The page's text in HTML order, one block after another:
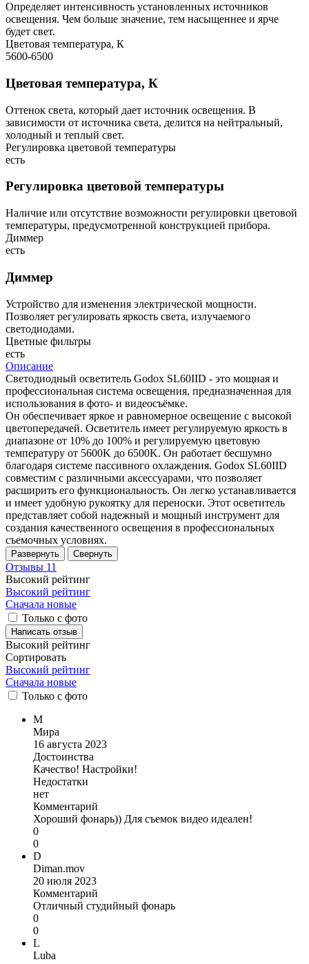
Определяет интенсивность установленных источников
освещения. Чем больше значение, тем насыщеннее и ярче
будет свет.
Цветовая температура, К
5600-6500
Цветовая температура, К
Оттенок света, который дает источник освещения. В
зависимости от источника света, делится на нейтральный,
холодный и теплый свет.
Регулировка цветовой температуры
есть
Регулировка цветовой температуры
Наличие или отсутствие возможности регулировки цветовой
температуры, предусмотренной конструкцией прибора.
Диммер
есть
Диммер
Устройство для изменения электрической мощности.
Позволяет регулировать яркость света, излучаемого
светодиодами.
Цветные фильтры
есть
Описание
Светодиодный осветитель Godox SL60IID - это мощная и
профессиональная система освещения, предназначенная для
использования в фото- и видеосъёмке.
Он обеспечивает яркое и равномерное освещение с высокой
цветопередачей. Осветитель имеет регулируемую яркость в
диапазоне от 10% до 100% и регулируемую цветовую
температуру от 5600K до 6500K. Он работает бесшумно
благодаря системе пассивного охлаждения. Godox SL60IID
совместим с различными аксессуарами, что позволяет
расширить его функциональность. Он легко устанавливается
и имеет удобную рукоятку для переноски. Этот осветитель
представляет собой надежный и мощный инструмент для
создания качественного освещения в профессиональных
съемочных условиях.
Развернуть Свернуть
Отзывы 11
Высокий рейтинг
Высокий рейтинг
Сначала новые
Только с фото
Написать отзыв
Высокий рейтинг
Сортировать
Высокий рейтинг
Сначала новые
Только с фото
М
Мира
16 августа 2023
Достоинства
Качество! Настройки!
Недостатки
нет
Комментарий
Хороший фонарь)) Для съемок видео идеален!
0
0
D
Diman.mov
20 июля 2023
Комментарий
Отличный студийный фонарь
0
0
L
Luba